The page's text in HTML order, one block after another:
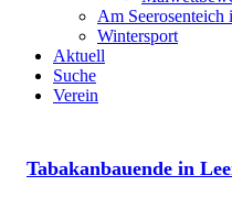
Am Seerosenteich
Wintersport
Aktuell
Suche
Verein
Tabakanbauende in